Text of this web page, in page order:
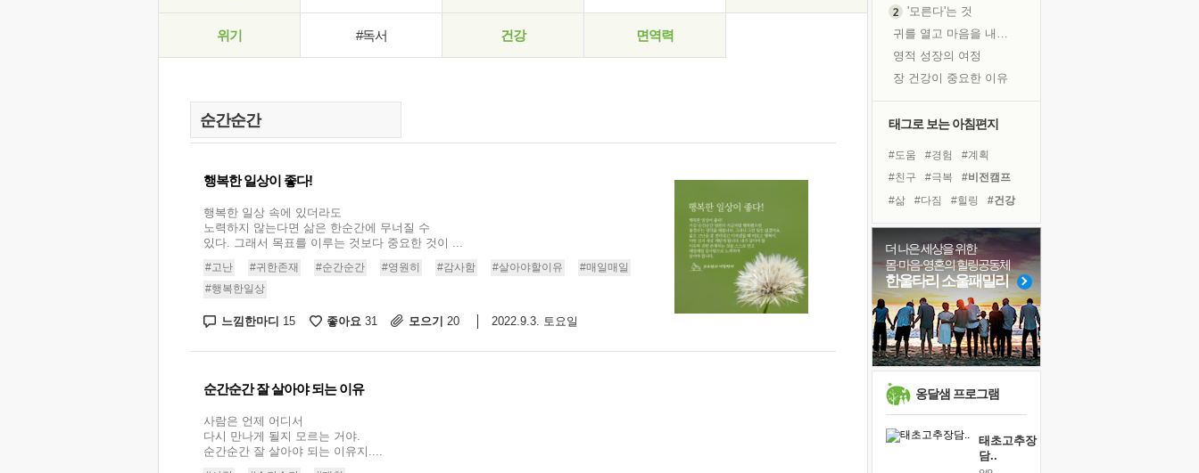
위기 #독서 건강 면역력
행복한 일상이 좋다!
행복한 일상 속에 있더라도
노력하지 않는다면 삶은 한순간에 무너질 수
있다. 그래서 목표를 이루는 것보다 중요한 것이 ...
#고난 #귀한존재 #순간순간 #영원히 #감사함 #살아야할이유
#매일매일
#행복한일상
느낌한마디 15 좋아요 31 모으기 20 2022.9.3. 토요일
순간순간 잘 살아야 되는 이유
사람은 언제 어디서
다시 만나게 될지 모르는 거야.
순간순간 잘 살아야 되는 이유지....
'모른다'는 것
귀를 열고 마음을 내어주고
영적 성장의 여정
장 건강이 중요한 이유
흙이 된 몸으로 출근하는 여자
꿈이 실제가 되는 것
'말 타는 법'을 먼저
졸업식 사진을 보며
아픈 아버지를 위한 공간 설계
극심한 변비, 어깨결림, 수면 장애
보고 싶은 어머니
유년 시절의 부산 영도 바다
못된 꼰대들
거울 속의 나
태그로 보는 아침편지
#도움 #경험
#계획
#친구
#극복
#비전캠프
#삶
#다짐 #힐링
#건강
#리더
#아이들
#사람
#독서캠프
#유튜브
#독서
#면역력
#명상
#바이러스
#링컨학교
#나눔
더 나은 세상을 위한
몸·마음·영혼의 힐링공동체
한울타리 소울패밀리
옹달샘 프로그램
태초고추장
담..